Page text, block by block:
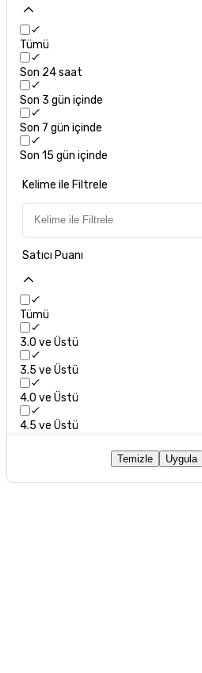
Tümü
Son 24 saat
Son 3 gün içinde
Son 7 gün içinde
Son 15 gün içinde
Kelime ile Filtrele
Satıcı Puanı
Tümü
3.0 ve Üstü
3.5 ve Üstü
4.0 ve Üstü
4.5 ve Üstü
Temizle Uygula